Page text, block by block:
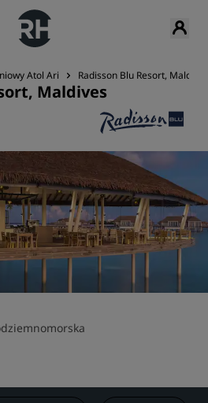
Atol Ari Radisson Blu Resort, Maldives
Maldives